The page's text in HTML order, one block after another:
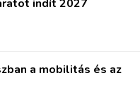
indít 2027
a mobilitás és az